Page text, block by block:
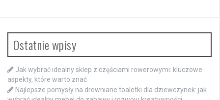
Ostatnie wpisy
Jak wybrać idealny sklep z częściami rowerowymi: kluczowe
aspekty, które warto znać
Najlepsze pomysły na drewniane toaletki dla dziewczynek: jak